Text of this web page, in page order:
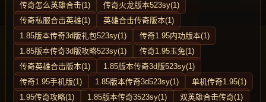
传奇怎么英雄合击(1)
传奇火龙版本523sy(1)
传奇私服合击英雄(1)
英雄合击传奇版本(1)
1.85版本传奇3d版礼包523sy(1)
传奇1.95内功版本(1)
1.85版本传奇3d版攻略523sy(1)
传奇1.95玉兔(1)
传奇英雄合击版本(1)
1.85版本传奇3d版523sy(1)
传奇1.95手机版(1)
1.85版本传奇3d523sy(1)
单机传奇1.95(1)
1.95传奇攻略(1)
1.85版本传奇3523sy(1)
双英雄合击传奇(1)